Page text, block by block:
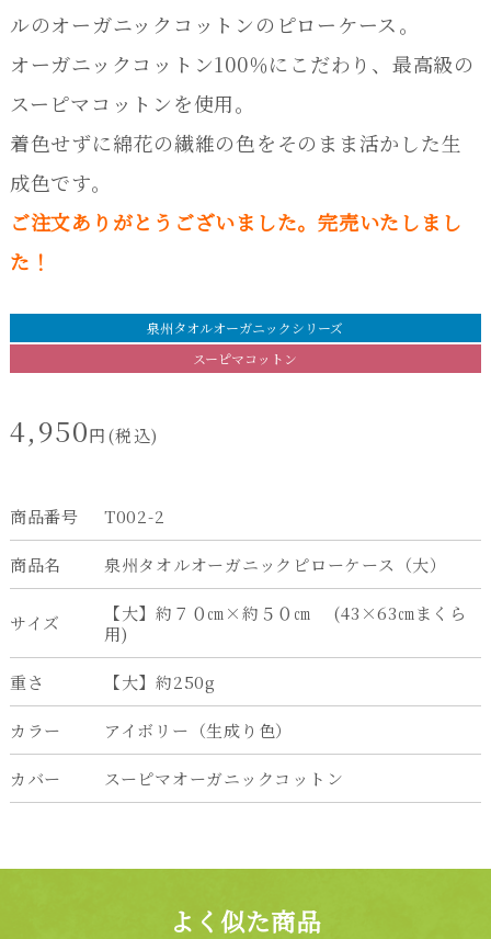
ルのオーガニックコットンのピローケース。
オーガニックコットン100％にこだわり、最高級の
スーピマコットンを使用。
着色せずに綿花の繊維の色をそのまま活かした生
成色です。
ご注文ありがとうございました。完売いたしまし
た！
泉州タオルオーガニックシリーズ
スーピマコットン
4,950円(税込)
商品番号 T002-2
商品名 泉州タオルオーガニックピローケース（大）
サイズ
【大】約７０㎝×約５０㎝ (43×63㎝まくら
用)
重さ 【大】約250g
カラー アイボリー（生成り色）
カバー スーピマオーガニックコットン
よく似た商品